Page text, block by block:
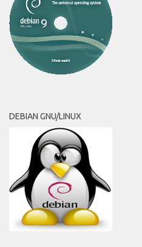
DEBIAN GNU/LINUX